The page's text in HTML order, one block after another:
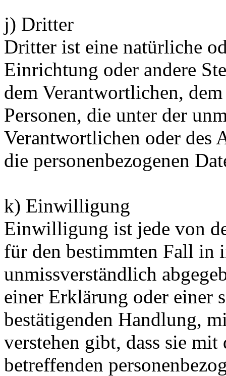
j) Dritter
Dritter ist eine natürliche
Einrichtung oder andere
dem Verantwortlichen,
Personen, die unter der
Verantwortlichen oder des
die personenbezogenen
k) Einwilligung
Einwilligung ist jede von
für den bestimmten Fall in
unmissverständlich
einer Erklärung oder einer
bestätigenden Handlung,
verstehen gibt, dass sie
betreffenden